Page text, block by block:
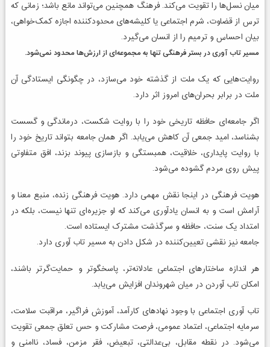
میان نسل‌ها را تقویت می‌کند. فرهنگ همچنین می‌تواند مانع باشد؛ زمانی که
ترس از قضاوت، شرم اجتماعی یا کلیشه‌های محدودکننده اجازه کمک‌خواهی،
بیان احساس و ترمیم را از انسان می‌گیرد.
مسیر تاب آوری در بستر فرهنگی تنها به مجموعه‌ای از ارزش‌ها محدود نمی‌شود.
روایت‌هایی که یک ملت از گذشته خود می‌سازد، در چگونگی ایستادگی آن
ملت در برابر بحران‌های امروز اثر دارد.
اگر جامعه‌ای حافظه تاریخی خود را با روایت شکست، درماندگی و گسست
بشناسد، امید جمعی آن کاهش می‌یابد. اگر همان جامعه بتواند تاریخ خود را
با روایت پایداری، خلاقیت، همبستگی و بازسازی پیوند بزند، افق متفاوتی
پیش روی مردم گشوده می‌شود.
هویت فرهنگی در اینجا نقش مهمی دارد. هویت فرهنگی زنده، منبع معنا و
آرامش است و به انسان یادآوری می‌کند که او جزیره‌ای تنها نیست، بلکه در
امتداد یک سنت، حافظه و سرگذشت مشترک ایستاده است.
جامعه نیز نقشی تعیین‌کننده در شکل دادن به مسیر تاب آوری دارد.
هر اندازه ساختارهای اجتماعی عادلانه‌تر، پاسخگوتر و حمایت‌گرتر باشند،
امکان تاب آوردن در میان شهروندان افزایش می‌یابد.
تاب آوری اجتماعی با وجود نهادهای کارآمد، آموزش فراگیر، مراقبت سلامت،
سرمایه اجتماعی، اعتماد عمومی، فرصت مشارکت و حس تعلق جمعی تقویت
می‌شود. در نقطه مقابل، بی‌عدالتی، تبعیض، فقر مزمن، فساد، ناامنی و